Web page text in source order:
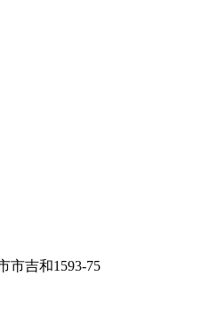
市吉和1593-75